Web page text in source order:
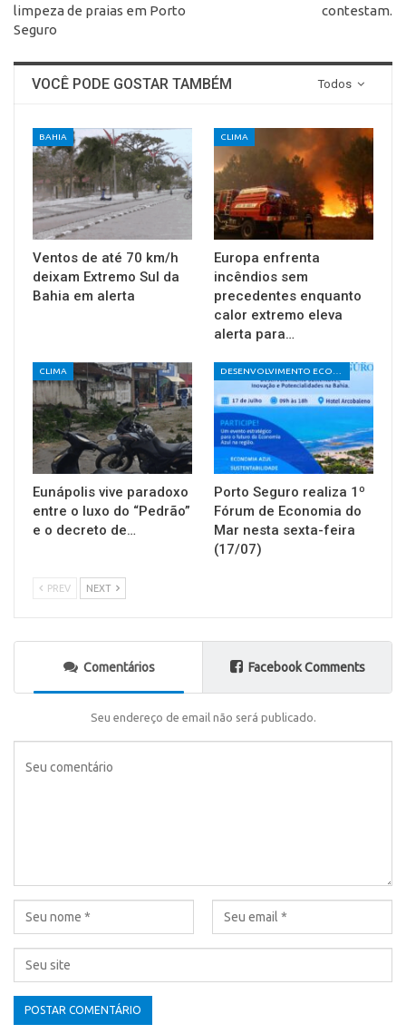
limpeza de praias em Porto
Seguro
contestam.
Todos
VOCÊ PODE GOSTAR TAMBÉM
BAHIA
Ventos de até 70 km/h
deixam Extremo Sul da
Bahia em alerta
CLIMA
Europa enfrenta
incêndios sem
precedentes enquanto
calor extremo eleva
alerta para…
CLIMA
Eunápolis vive paradoxo
entre o luxo do “Pedrão”
e o decreto de…
Porto Seguro realiza 1º
Fórum de Economia do
Mar nesta sexta-feira
(17/07)
PREV NEXT
Comentários Facebook Comments
Seu endereço de email não será publicado.